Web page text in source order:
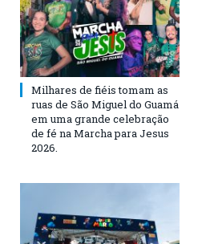
Milhares de fiéis tomam as
ruas de São Miguel do Guamá
em uma grande celebração
de fé na Marcha para Jesus
2026.